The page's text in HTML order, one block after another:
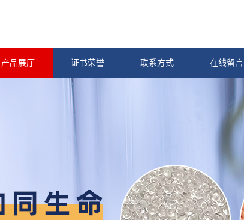
产品展厅 证书荣誉 联系方式 在线留言